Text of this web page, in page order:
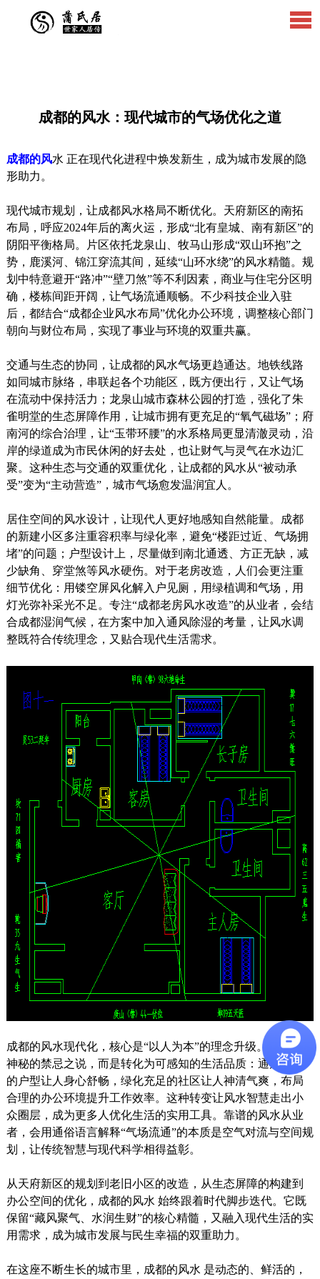
成都的风水：现代城市的气场优化之道
成都的风水 正在现代化进程中焕发新生，成为城市发展的隐
形助力。
现代城市规划，让成都风水格局不断优化。天府新区的南拓
布局，呼应2024年后的离火运，形成“北有皇城、南有新区”的
阴阳平衡格局。片区依托龙泉山、牧马山形成“双山环抱”之
势，鹿溪河、锦江穿流其间，延续“山环水绕”的风水精髓。规
划中特意避开“路冲”“壁刀煞”等不利因素，商业与住宅分区明
确，楼栋间距开阔，让气场流通顺畅。不少科技企业入驻
后，都结合“成都企业风水布局”优化办公环境，调整核心部门
朝向与财位布局，实现了事业与环境的双重共赢。
交通与生态的协同，让成都的风水气场更趋通达。地铁线路
如同城市脉络，串联起各个功能区，既方便出行，又让气场
在流动中保持活力；龙泉山城市森林公园的打造，强化了朱
雀明堂的生态屏障作用，让城市拥有更充足的“氧气磁场”；府
南河的综合治理，让“玉带环腰”的水系格局更显清澈灵动，沿
岸的绿道成为市民休闲的好去处，也让财气与灵气在水边汇
聚。这种生态与交通的双重优化，让成都的风水从“被动承
受”变为“主动营造”，城市气场愈发温润宜人。
居住空间的风水设计，让现代人更好地感知自然能量。成都
的新建小区多注重容积率与绿化率，避免“楼距过近、气场拥
堵”的问题；户型设计上，尽量做到南北通透、方正无缺，减
少缺角、穿堂煞等风水硬伤。对于老房改造，人们会更注重
细节优化：用镂空屏风化解入户见厕，用绿植调和气场，用
灯光弥补采光不足。专注“成都老房风水改造”的从业者，会结
合成都湿润气候，在方案中加入通风除湿的考量，让风水调
整既符合传统理念，又贴合现代生活需求。
成都的风水现代化，核心是“以人为本”的理念升级。它不再是
神秘的禁忌之说，而是转化为可感知的生活品质：通风更好
的户型让人身心舒畅，绿化充足的社区让人神清气爽，布局
合理的办公环境提升工作效率。这种转变让风水智慧走出小
众圈层，成为更多人优化生活的实用工具。靠谱的风水从业
者，会用通俗语言解释“气场流通”的本质是空气对流与空间规
划，让传统智慧与现代科学相得益彰。
从天府新区的规划到老旧小区的改造，从生态屏障的构建到
办公空间的优化，成都的风水 始终跟着时代脚步迭代。它既
保留“藏风聚气、水润生财”的核心精髓，又融入现代生活的实
用需求，成为城市发展与民生幸福的双重助力。
在这座不断生长的城市里，成都的风水 是动态的、鲜活的，